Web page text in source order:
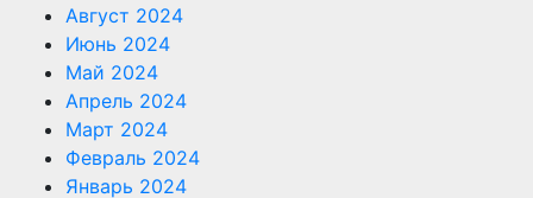
Август 2024
Июнь 2024
Май 2024
Апрель 2024
Март 2024
Февраль 2024
Январь 2024